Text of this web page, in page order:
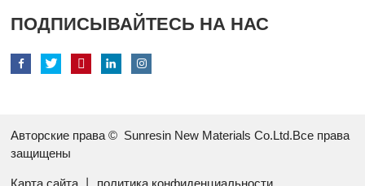
ПОДПИСЫВАЙТЕСЬ НА НАС
Авторские права © Sunresin New Materials Co.Ltd.Все права
защищены